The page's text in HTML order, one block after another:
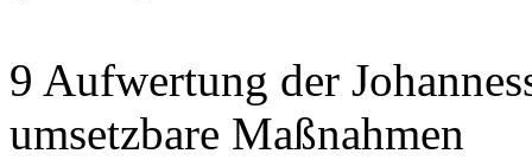
9 Aufwertung der
umsetzbare Maßnahmen